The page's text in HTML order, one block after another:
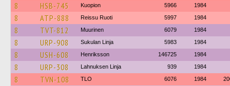
8 HSB-745 Kuopion 5966 1984
8 ATP-888 Reissu Ruoti 5997 1984
8 TVT-812 Muurinen 6079 1984
8 URP-908 Sukulan Linja 5983 1984
8 USH-608 Henriksson 146725 1984
8 URP-308 Lahnuksen Linja 939 1984
8 TVN-108 TLO 6076 1984